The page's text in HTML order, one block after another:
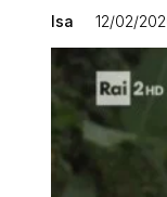
Isa 12/02/